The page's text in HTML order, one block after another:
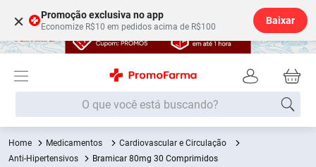
× Promoção exclusiva no app
Economize R$10 em pedidos acima de R$100
Baixar
O que você está buscando?
Medicamentos
Cardiovascular e Circulação
Anti-Hipertensivos
Bramicar 80mg 30 Comprimidos
Termos mais buscados